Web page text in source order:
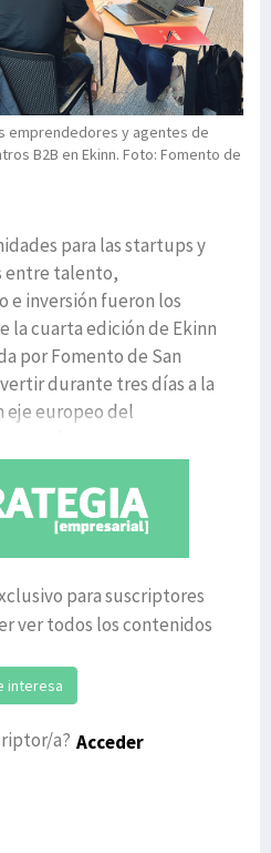
emprendedores y agentes de
B2B en Ekinn. Foto: Fomento de
para las startups y
entre talento,
e inversión fueron los
la cuarta edición de Ekinn
por Fomento de San
durante tres días a la
eje europeo del
para suscriptores
ver todos los contenidos
interesa
a? Acceder